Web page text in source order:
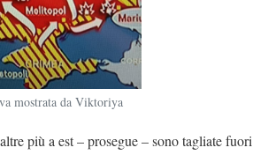
mostrata da Viktoriya
più a est – prosegue – sono tagliate fuori